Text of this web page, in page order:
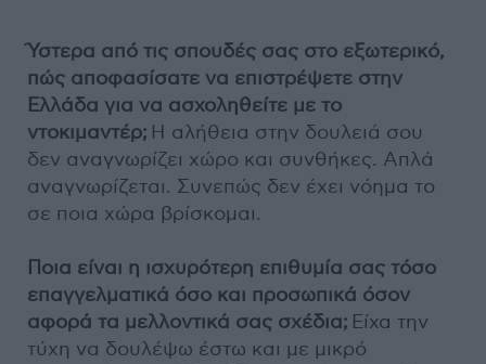
Ύστερα από τις σπουδές σας στο εξωτερικό,
πώς αποφασίσατε να επιστρέψετε στην
Ελλάδα για να ασχοληθείτε με το
ντοκιμαντέρ; Η αλήθεια στην δουλειά σου
δεν αναγνωρίζει χώρο και συνθήκες. Απλά
αναγνωρίζεται. Συνεπώς δεν έχει νόημα το
σε ποια χώρα βρίσκομαι.
Ποια είναι η ισχυρότερη επιθυμία σας τόσο
επαγγελματικά όσο και προσωπικά όσον
αφορά τα μελλοντικά σας σχέδια; Είχα την
τύχη να δουλέψω έστω και με μικρό